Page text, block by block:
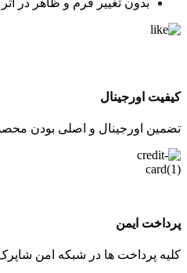
کیفیت اورجینال
تضمین اورجینال و اصلی بودن
پرداخت ایمن
کلیه پرداخت ها در شبکه امن